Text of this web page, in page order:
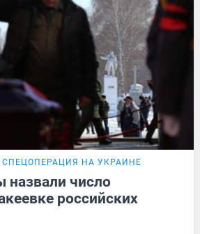
СПЕЦОПЕРАЦИЯ НА УКРАИНЕ
число
российских